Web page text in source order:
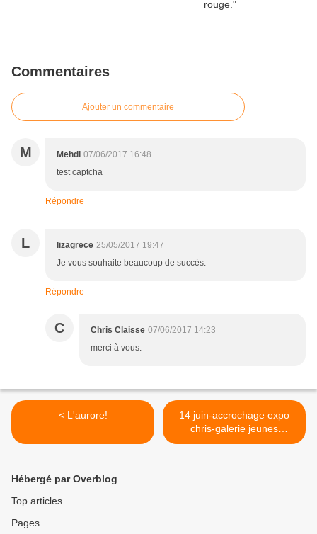
Commentaires
Ajouter un commentaire
M Mehdi 07/06/2017 16:48
test captcha
Répondre
L lizagrece 25/05/2017 19:47
Je vous souhaite beaucoup de succès.
Répondre
C Chris Claisse 07/06/2017 14:23
merci à vous.
< L'aurore!
14 juin-accrochage expo
chris-galerie jeunes
territoires. >
Hébergé par Overblog
Top articles
Pages